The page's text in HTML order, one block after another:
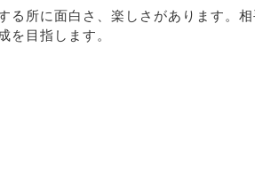
所に面白さ、楽しさがあります。
を目指します。